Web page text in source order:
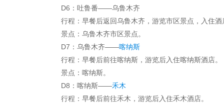
D6：吐鲁番——乌鲁木齐
行程：早餐后返回乌鲁木齐，游览市区景点，入住酒
景点：乌鲁木齐市区景点。
D7：乌鲁木齐——喀纳斯
行程：早餐后前往喀纳斯，游览后入住喀纳斯酒店。
景点：喀纳斯。
D8：喀纳斯——禾木
行程：早餐后前往禾木，游览后入住禾木酒店。